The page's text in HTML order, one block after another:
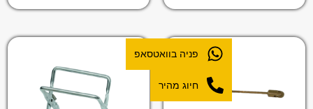
פניה בוואטסאפ
חיוג מהיר